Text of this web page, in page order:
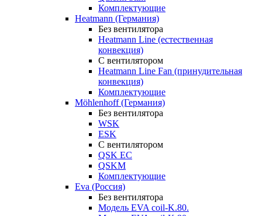
Комплектующие
Heatmann (Германия)
Без вентилятора
Heatmann Line (естественная
конвекция)
С вентилятором
Heatmann Line Fan (принудительная
конвекция)
Комплектующие
Möhlenhoff (Германия)
Без вентилятора
WSK
ESK
С вентилятором
QSK EC
QSKM
Комплектующие
Eva (Россия)
Без вентилятора
Модель EVA coil-K.80.